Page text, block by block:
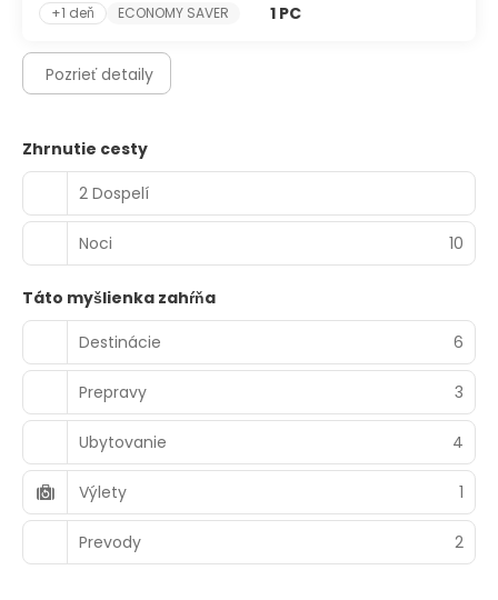
+1 deň
ECONOMY SAVER 1 PC
Pozrieť detaily
Zhrnutie cesty
2 Dospelí
Noci 10
Táto myšlienka zahŕňa
Destinácie
6
Prepravy 3
Ubytovanie 4
Výlety 1
Prevody 2